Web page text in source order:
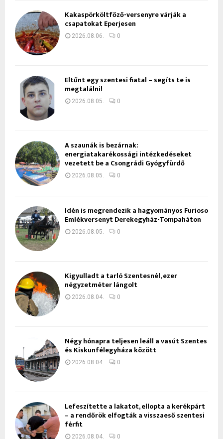
Kakaspörköltfőző-versenyre várják a
csapatokat Eperjesen
2026.08.06. 0
Eltűnt egy szentesi fiatal – segíts te is
megtalálni!
2026.08.05. 0
A szaunák is bezárnak:
energiatakarékossági intézkedéseket
vezetett be a Csongrádi Gyógyfürdő
2026.08.05. 0
Idén is megrendezik a hagyományos Furioso
Emlékversenyt Derekegyház-Tompaháton
2026.08.05. 0
Kigyulladt a tarló Szentesnél, ezer
négyzetméter lángolt
2026.08.04. 0
Négy hónapra teljesen leáll a vasút Szentes
és Kiskunfélegyháza között
2026.08.04. 0
Lefeszítette a lakatot, ellopta a kerékpárt
– a rendőrök elfogták a visszaeső szentesi
férfit
2026.08.04. 0